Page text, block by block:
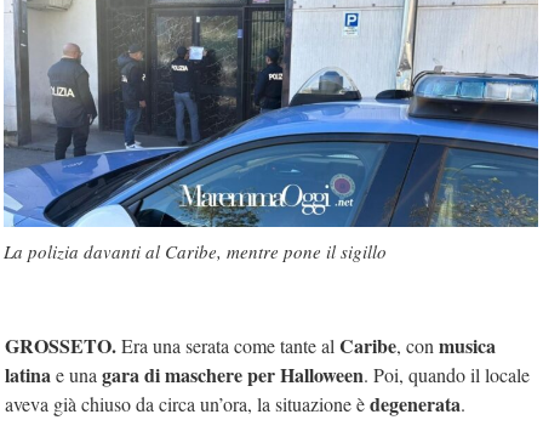
La polizia davanti al Caribe, mentre pone il sigillo
GROSSETO.Era una serata come tante al Caribe, con musica
latinae una gara di maschere per Halloween. Poi, quando il locale
aveva già chiuso da circa un’ora, la situazione èdegenerata.